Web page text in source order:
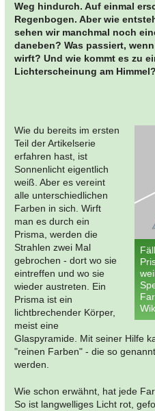
Weg hindurch. Auf einmal
Regenbogen. Aber wie
sehen wir manchmal noch
daneben? Was passiert,
wirft? Und wie kommt es zu
Lichterscheinung am Himmel?
Wie du bereits im ersten
Teil der Artikelserie
erfahren hast, ist
Sonnenlicht eigentlich
weiß. Aber es vereint
alle unterschiedlichen
Farben in sich. Wirft
man es durch ein
Prisma, werden die
Strahlen zwei Mal
gebrochen - dort wo sie
eintreffen und wo sie
wieder austreten. Ein
Prisma ist ein
lichtbrechender Körper,
meist eine
Glaspyramide. Mit seiner Hilfe
"reinen Farben" - die so
werden.
Wie schon erwähnt, hat jede
So ist langwelliges Licht rot,